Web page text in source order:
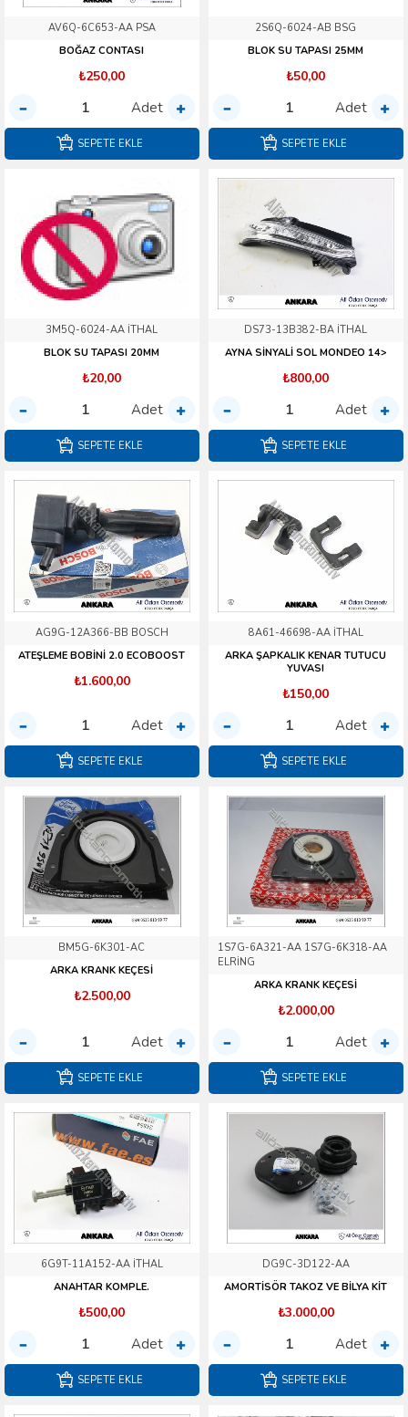
AV6Q-6C653-AA PSA
BOĞAZ CONTASI
₺250,00
Adet
SEPETE EKLE
2S6Q-6024-AB BSG
BLOK SU TAPASI 25MM
₺50,00
Adet
SEPETE EKLE
3M5Q-6024-AA İTHAL
BLOK SU TAPASI 20MM
₺20,00
Adet
SEPETE EKLE
DS73-13B382-BA İTHAL
AYNA SİNYALİ SOL MONDEO 14>
₺800,00
Adet
SEPETE EKLE
AG9G-12A366-BB BOSCH
ATEŞLEME BOBİNİ 2.0 ECOBOOST
₺1.600,00
Adet
SEPETE EKLE
8A61-46698-AA İTHAL
ARKA ŞAPKALIK KENAR TUTUCU
YUVASI
₺150,00
Adet
SEPETE EKLE
BM5G-6K301-AC
ARKA KRANK KEÇESİ
₺2.500,00
Adet
SEPETE EKLE
1S7G-6A321-AA 1S7G-6K318-AA
ELRİNG
ARKA KRANK KEÇESİ
₺2.000,00
Adet
SEPETE EKLE
6G9T-11A152-AA İTHAL
ANAHTAR KOMPLE.
₺500,00
Adet
SEPETE EKLE
DG9C-3D122-AA
AMORTİSÖR TAKOZ VE BİLYA KİT
₺3.000,00
Adet
SEPETE EKLE